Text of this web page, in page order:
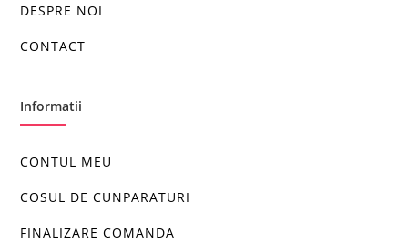
DESPRE NOI
CONTACT
Informatii
CONTUL MEU
COSUL DE CUNPARATURI
FINALIZARE COMANDA